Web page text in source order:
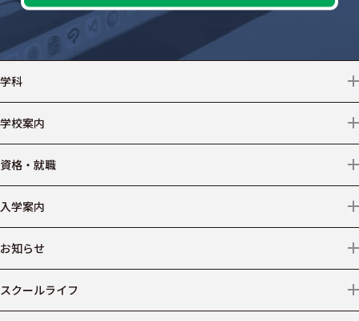
学科
情報テクノロジー
デザイン
ビジネス
仕事からコースを探す
学校案内
学校情報
情報公開
資格・就職
資格
入学案内
募集学科・コース等
出願について
お知らせ
ニュース
スクールライフ